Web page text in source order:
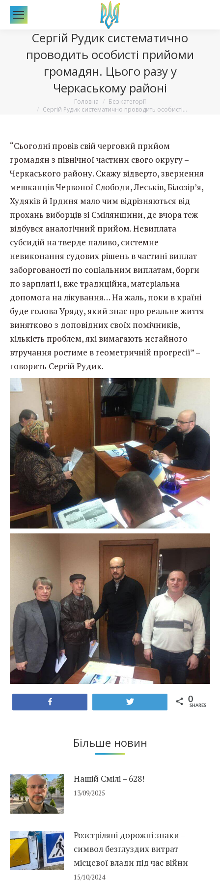
Сергій Рудик систематично
проводить особисті прийоми
громадян. Цього разу у
Черкаському районі
Головна
Без категорії
Сергій Рудик систематично проводить особисті…
“Сьогодні провів свій черговий прийом
громадян з північної частини свого округу –
Черкаського району. Скажу відверто, звернення
мешканців Червоної Слободи, Леськів, Білозір’я,
Худяків й Ірдиня мало чим відрізняються від
прохань виборців зі Смілянщини, де вчора теж
відбувся аналогічний прийом.Невиплата
субсидій на тверде паливо, системне
невиконання судових рішень в частині виплат
заборгованості по соціальним виплатам, борги
по зарплаті і, вже традиційна, матеріальна
допомога на лікування… На жаль, поки в країні
буде голова Уряду, який знає про реальне життя
винятково з доповідних своїх помічників,
кількість проблем, які вимагають негайного
втручання ростиме в геометричній прогресії” –
говорить Сергій Рудик.
0
SHARES
Більше новин
Нашій Смілі – 628!
13/09/2025
Розстріляні дорожні знаки –
символ безглуздих витрат
місцевої влади під час війни
15/10/2024